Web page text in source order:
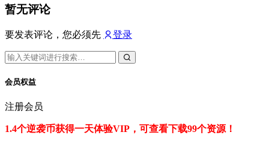
暂无评论
要发表评论，您必须先 登录
会员权益
注册会员
1.4个逆袭币获得一天体验VIP，可查看下载99个资源！